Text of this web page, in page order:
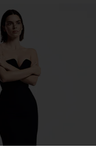
Short Sleeve